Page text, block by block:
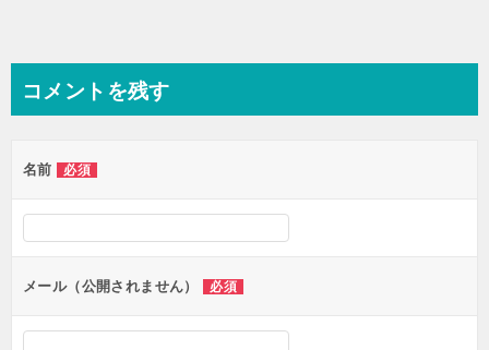
シ
ョ
コメントを残す
名前 必須
メール（公開されません） 必須